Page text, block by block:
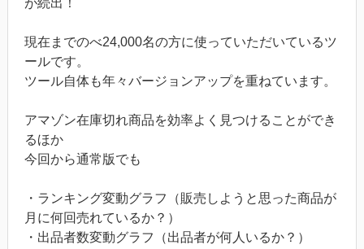
が続出！
現在までのべ24,000名の方に使っていただいているツ
ールです。
ツール自体も年々バージョンアップを重ねています。
アマゾン在庫切れ商品を効率よく見つけることができ
るほか
今回から通常版でも
・ランキング変動グラフ（販売しようと思った商品が
月に何回売れているか？）
・出品者数変動グラフ（出品者が何人いるか？）